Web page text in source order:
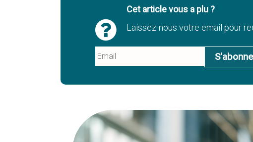
Cet article vous a plu ?
Laissez-nous votre email pour